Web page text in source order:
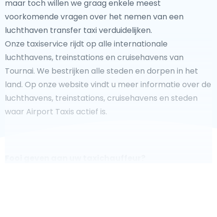
maar toch willen we graag enkele meest
voorkomende vragen over het nemen van een
luchthaven transfer taxi verduidelijken.
Onze taxiservice rijdt op alle internationale
luchthavens, treinstations en cruisehavens van
Tournai. We bestrijken alle steden en dorpen in het
land. Op onze website vindt u meer informatie over de
luchthavens, treinstations, cruisehavens en steden
waar Airport Taxis actief is.